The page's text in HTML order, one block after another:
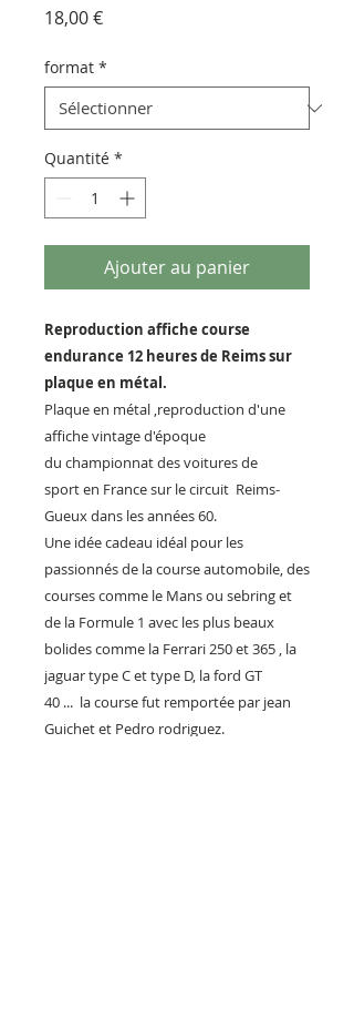
18,00 €Prix
format *
Quantité *
Ajouter au panier
Reproduction affiche course
endurance 12 heures de Reims sur
plaque en métal.
Plaque en métal ,reproduction d'une
affiche vintage d'époque
du championnat des voitures de
sport en France sur le circuit Reims-
Gueux dans les années 60.
Une idée cadeau idéal pour les
passionnés de la course automobile, des
courses comme le Mans ou sebring et
de la Formule 1 avec les plus beaux
bolides comme la Ferrari 250 et 365 , la
jaguar type C et type D, la ford GT
40 ... la course fut remportée par jean
Guichet et Pedro rodriguez.